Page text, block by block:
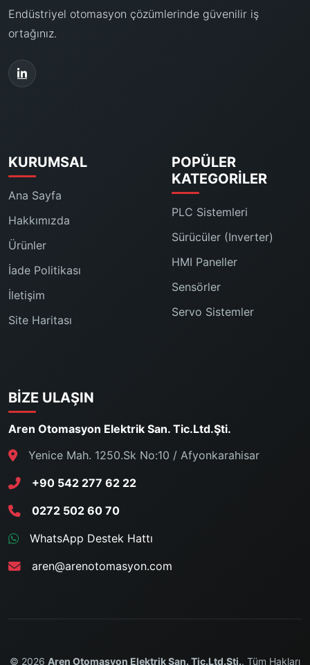
Endüstriyel otomasyon çözümlerinde güvenilir iş
ortağınız.
KURUMSAL
Ana Sayfa
Hakkımızda
Ürünler
İade Politikası
İletişim
Site Haritası
POPÜLER
KATEGORILER
PLC Sistemleri
Sürücüler (Inverter)
HMI Paneller
Sensörler
Servo Sistemler
BIZE ULAŞIN
Aren Otomasyon Elektrik San. Tic.Ltd.Şti.
Yenice Mah. 1250.Sk No:10 / Afyonkarahisar
+90 542 277 62 22
0272 502 60 70
WhatsApp Destek Hattı
aren@arenotomasyon.com
© 2026 Aren Otomasyon Elektrik San. Tic.Ltd.Şti.. Tüm Hakları